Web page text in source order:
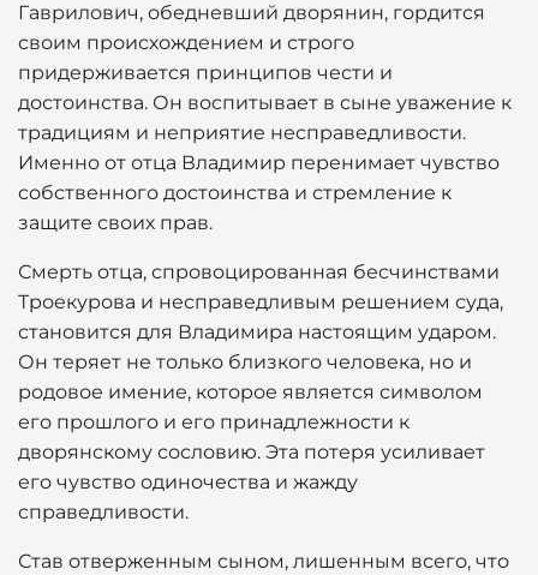
Гаврилович, обедневший дворянин, гордится
своим происхождением и строго
придерживается принципов чести и
достоинства. Он воспитывает в сыне уважение к
традициям и неприятие несправедливости.
Именно от отца Владимир перенимает чувство
собственного достоинства и стремление к
защите своих прав.
Смерть отца, спровоцированная бесчинствами
Троекурова и несправедливым решением суда,
становится для Владимира настоящим ударом.
Он теряет не только близкого человека, но и
родовое имение, которое является символом
его прошлого и его принадлежности к
дворянскому сословию. Эта потеря усиливает
его чувство одиночества и жажду
справедливости.
Став отверженным сыном, лишенным всего, что